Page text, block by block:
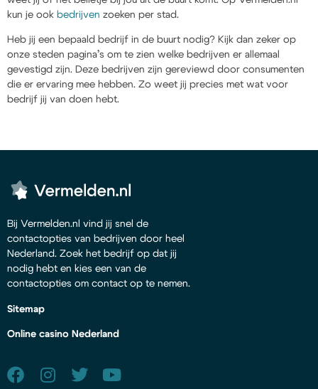
kun je ook bedrijven zoeken per stad.
Heb jij een bepaald bedrijf in de buurt nodig? Kijk dan zeker op
onze steden pagina’s om te zien welke bedrijven er allemaal
gevestigd zijn. Deze bedrijven zijn gereviewd door consumenten
die er ervaring mee hebben. Zo weet jij precies met wat voor
bedrijf jij van doen hebt.
Bij Vermelden.nl vind jij snel de
contactopties van bedrijven door heel
Nederland. Zoek het bedrijf op dat jij
nodig hebt en kies een van de
contactopties om contact op te nemen.
Sitemap
Online casino Nederland